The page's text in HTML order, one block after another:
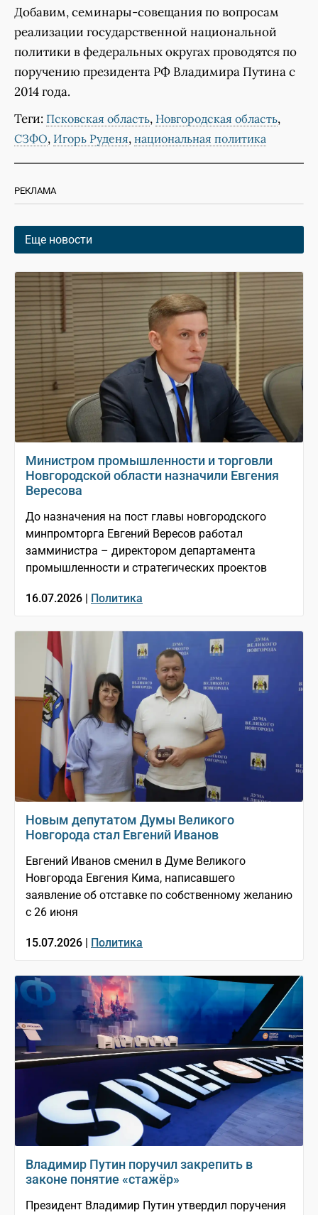
Добавим, семинары-совещания по вопросам
реализации государственной национальной
политики в федеральных округах проводятся по
поручению президента РФ Владимира Путина с
2014 года.
Теги: Псковская область, Новгородская область,
СЗФО, Игорь Руденя, национальная политика
РЕКЛАМА
Еще новости
Министром промышленности и торговли
Новгородской области назначили Евгения
Вересова
До назначения на пост главы новгородского
минпромторга Евгений Вересов работал
замминистра – директором департамента
промышленности и стратегических проектов
16.07.2026 | Политика
Новым депутатом Думы Великого
Новгорода стал Евгений Иванов
Евгений Иванов сменил в Думе Великого
Новгорода Евгения Кима, написавшего
заявление об отставке по собственному желанию
с 26 июня
15.07.2026 | Политика
Владимир Путин поручил закрепить в
законе понятие «стажёр»
Президент Владимир Путин утвердил поручения